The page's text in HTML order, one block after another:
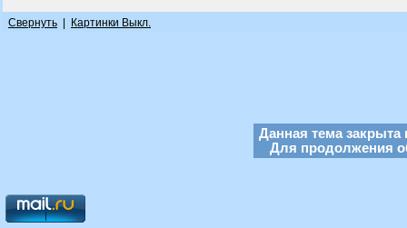
Свернуть Картинки Выкл.
Данная тема закрыта
Для продолжения